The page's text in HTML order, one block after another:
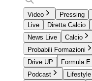
Video Pressing
Live
Diretta Calcio
News Live
Calcio
Probabili Formazioni
Drive UP
Formula E
Podcast
Lifestyle